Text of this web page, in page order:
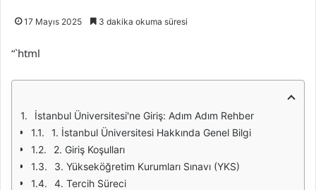
17 Mayıs 2025 3 dakika okuma süresi
“`html
İstanbul Üniversitesi'ne Giriş: Adım Adım Rehber
1. İstanbul Üniversitesi Hakkında Genel Bilgi
2. Giriş Koşulları
3. Yükseköğretim Kurumları Sınavı (YKS)
4. Tercih Süreci